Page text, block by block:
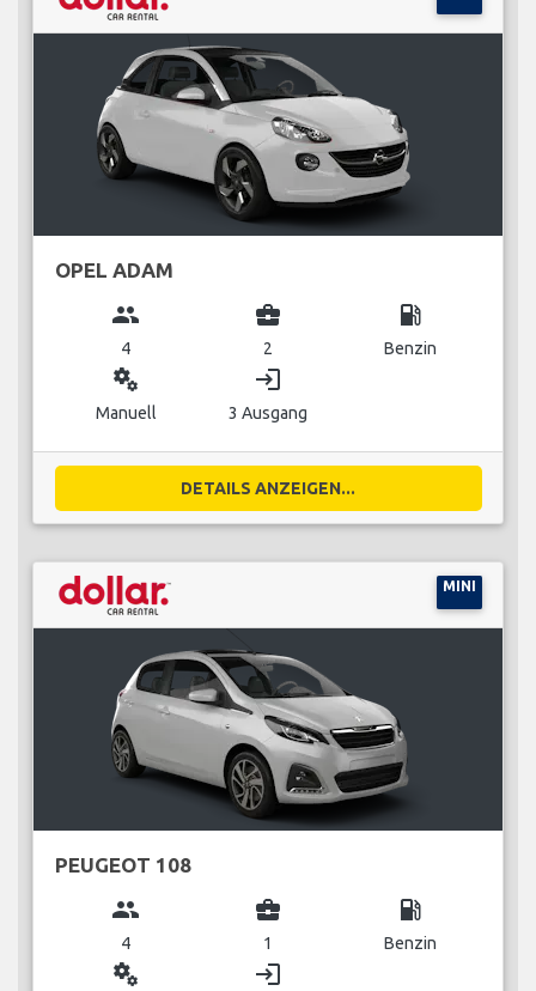
OPEL ADAM
group
4
business_center
2
local_gas_station
Benzin
miscellaneous_services
Manuell
login
3 Ausgang
DETAILS ANZEIGEN...
MINI
PEUGEOT 108
group
4
business_center
1
local_gas_station
Benzin
miscellaneous_services login